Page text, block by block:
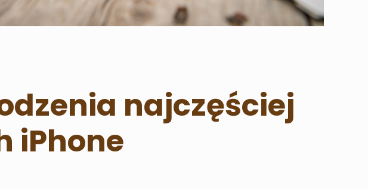
najczęściej
iPhone